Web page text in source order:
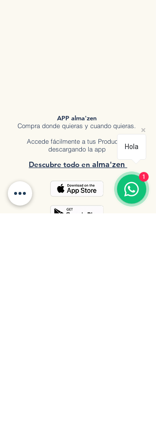
APP alma'zen
Compra donde quieras y cuando quieras.
Accede fácilmente a tus Productos
descargando la app
Descubre todo en a lma'zen
Hola
1